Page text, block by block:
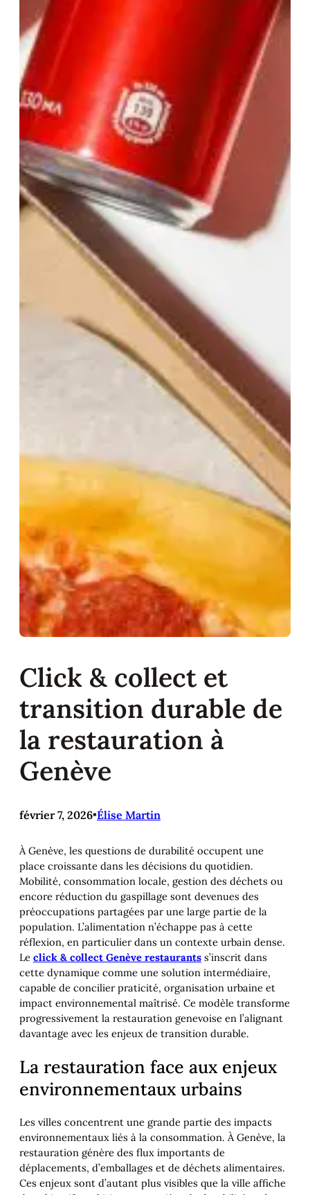
Click & collect et
transition durable de
la restauration à
Genève
février 7, 2026•Élise Martin
À Genève, les questions de durabilité occupent une
place croissante dans les décisions du quotidien.
Mobilité, consommation locale, gestion des déchets ou
encore réduction du gaspillage sont devenues des
préoccupations partagées par une large partie de la
population. L’alimentation n’échappe pas à cette
réflexion, en particulier dans un contexte urbain dense.
Le click & collect Genève restaurants s’inscrit dans
cette dynamique comme une solution intermédiaire,
capable de concilier praticité, organisation urbaine et
impact environnemental maîtrisé. Ce modèle transforme
progressivement la restauration genevoise en l’alignant
davantage avec les enjeux de transition durable.
La restauration face aux enjeux
environnementaux urbains
Les villes concentrent une grande partie des impacts
environnementaux liés à la consommation. À Genève, la
restauration génère des flux importants de
déplacements, d’emballages et de déchets alimentaires.
Ces enjeux sont d’autant plus visibles que la ville affiche